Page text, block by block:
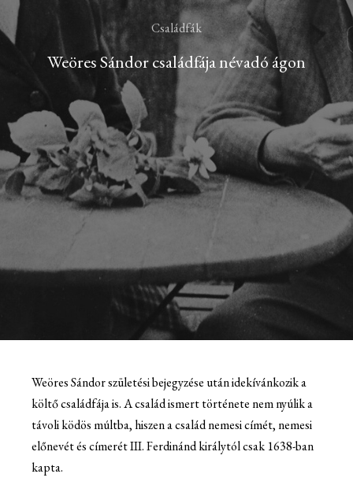
Családfák
Weöres Sándor családfája névadó ágon
Weöres Sándor születési bejegyzése után idekívánkozik a
költő családfája is. A család ismert története nem nyúlik a
távoli ködös múltba, hiszen a család nemesi címét, nemesi
előnevét és címerét III. Ferdinánd királytól csak 1638-ban
kapta.